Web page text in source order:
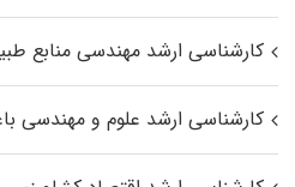
کارشناسی ارشد مهندسی منابع
کارشناسی ارشد علوم و مهندسی